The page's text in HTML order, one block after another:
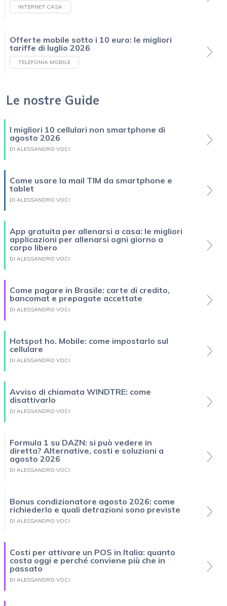
INTERNET CASA
Offerte mobile sotto i 10 euro: le migliori
tariffe di luglio 2026
TELEFONIA MOBILE
Le nostre Guide
I migliori 10 cellulari non smartphone di
agosto 2026
DI ALESSANDRO VOCI
Come usare la mail TIM da smartphone e
tablet
DI ALESSANDRO VOCI
App gratuita per allenarsi a casa: le migliori
applicazioni per allenarsi ogni giorno a
corpo libero
DI ALESSANDRO VOCI
Come pagare in Brasile: carte di credito,
bancomat e prepagate accettate
DI ALESSANDRO VOCI
Hotspot ho. Mobile: come impostarlo sul
cellulare
DI ALESSANDRO VOCI
Avviso di chiamata WINDTRE: come
disattivarlo
DI ALESSANDRO VOCI
Formula 1 su DAZN: si può vedere in
diretta? Alternative, costi e soluzioni a
agosto 2026
DI ALESSANDRO VOCI
Bonus condizionatore agosto 2026: come
richiederlo e quali detrazioni sono previste
DI ALESSANDRO VOCI
Costi per attivare un POS in Italia: quanto
costa oggi e perché conviene più che in
passato
DI ALESSANDRO VOCI